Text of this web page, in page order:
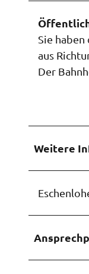
Sie
aus
Der
Weitere